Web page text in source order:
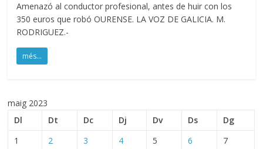
Amenazó al conductor profesional, antes de huir con los
350 euros que robó OURENSE. LA VOZ DE GALICIA. M.
RODRIGUEZ.-
més...
maig 2023
Dl
Dt Dc Dj Dv Ds
Dg
1
2 3 4 5 6
7